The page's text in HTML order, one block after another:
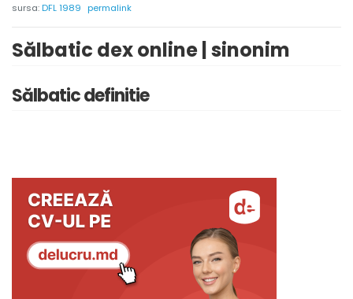
sursa:DFL 1989 permalink
Sălbatic dex online | sinonim
Sălbatic definitie